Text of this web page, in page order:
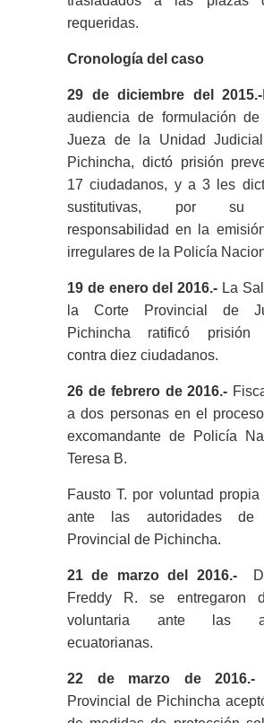
requeridas.
Cronología del caso
29 de diciembre del 2015.-
audiencia de formulación
Jueza de la Unidad
Pichincha, dictó prisión
17 ciudadanos, y a 3 les
sustitutivas, por su
responsabilidad en la
irregulares de la Policía
19 de enero del 2016.- La
la Corte Provincial de
Pichincha ratificó prisión
contra diez ciudadanos.
26 de febrero de 2016.-
a dos personas en el
excomandante de Policía
Teresa B.
Fausto T. por voluntad
ante las autoridades
Provincial de Pichincha.
21 de marzo del 2016.-
Freddy R. se entregaron
voluntaria ante las
ecuatorianas.
22 de marzo de 2016.-
Provincial de Pichincha